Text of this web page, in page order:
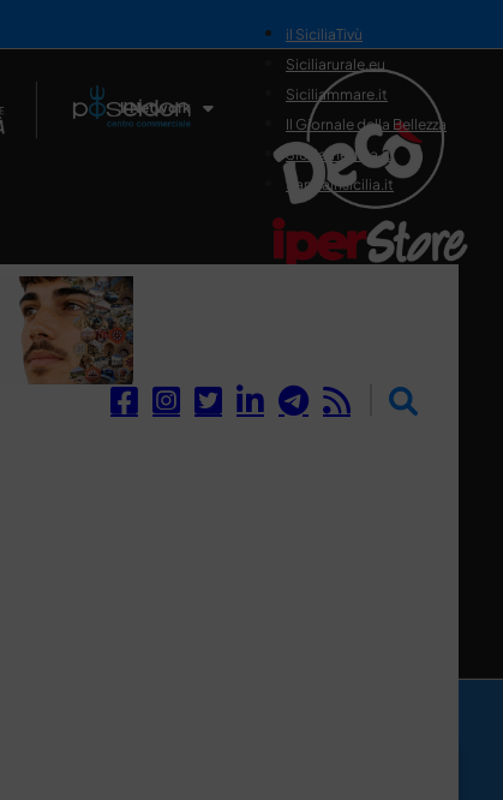
Il Network
il SiciliaTivù
Siciliarurale.eu
Siciliammare.it
Il Giornale della Bellezza
Siciliamedica.it
Sanitainsicilia.it